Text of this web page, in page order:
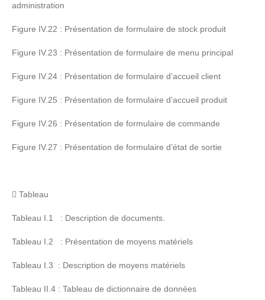
administration
Figure IV.22 : Présentation de formulaire de stock produit
Figure IV.23 : Présentation de formulaire de menu principal
Figure IV.24 : Présentation de formulaire d’accueil client
Figure IV.25 : Présentation de formulaire d’accueil produit
Figure IV.26 : Présentation de formulaire de commande
Figure IV.27 : Présentation de formulaire d’état de sortie
 Tableau
Tableau I.1 : Description de documents.
Tableau I.2 : Présentation de moyens matériels
Tableau I.3 : Description de moyens matériels
Tableau II.4 : Tableau de dictionnaire de données